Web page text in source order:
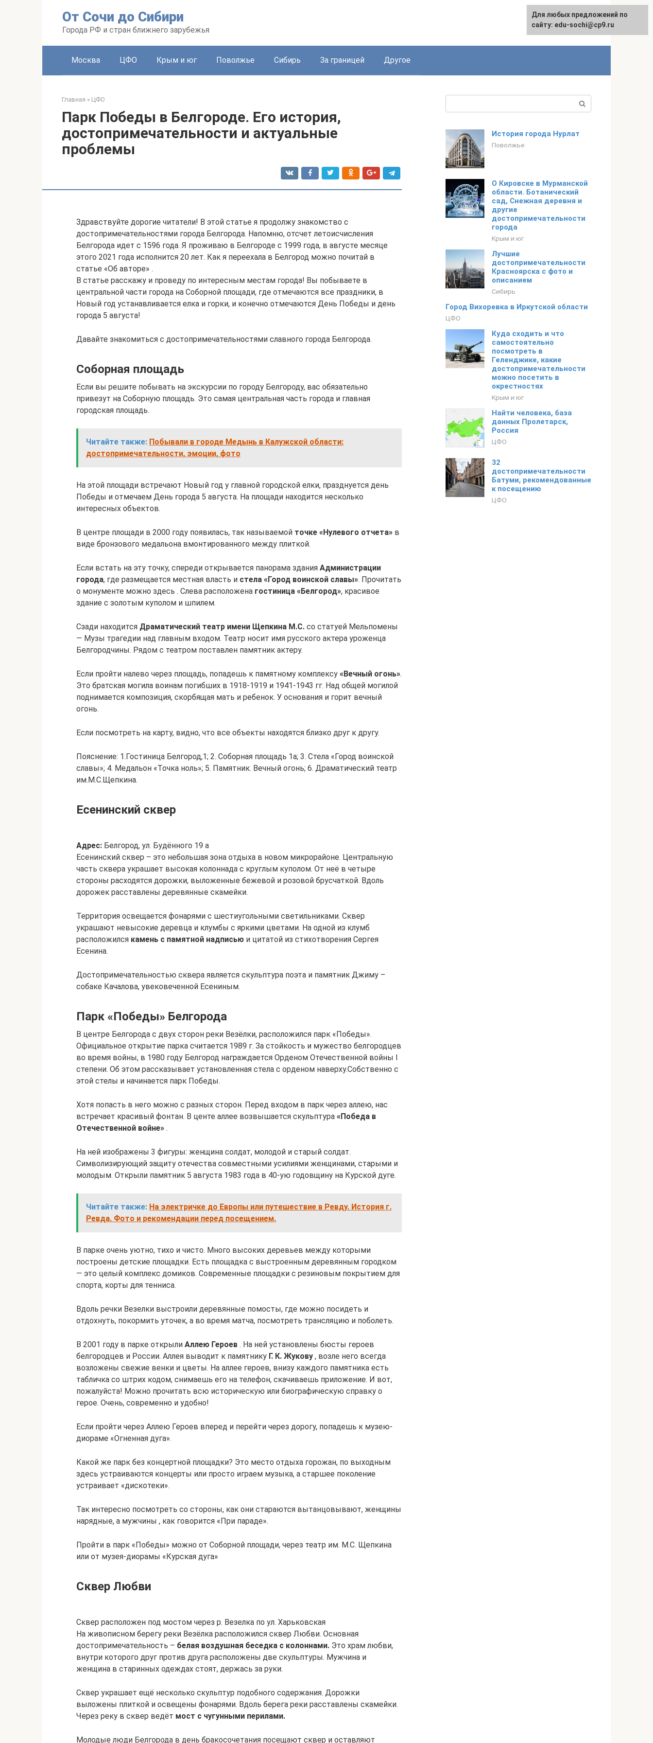
От Сочи до Сибири
Города РФ и стран ближнего зарубежья
English
Москва ЦФО Крым и юг Поволжье Сибирь За границей Другое
Главная » ЦФО
Парк Победы в Белгороде. Его история,
достопримечательности и актуальные
проблемы
Здравствуйте дорогие читатели! В этой статье я продолжу знакомство с
достопримечательностями города Белгорода. Напомню, отсчет летоисчисления
Белгорода идет с 1596 года. Я проживаю в Белгороде с 1999 года, в августе месяце
этого 2021 года исполнится 20 лет. Как я переехала в Белгород можно почитай в
статье «Об авторе» .
В статье расскажу и проведу по интересным местам города! Вы побываете в
центральной части города на Соборной площади, где отмечаются все праздники, в
Новый год устанавливается елка и горки, и конечно отмечаются День Победы и день
города 5 августа!
Давайте знакомиться с достопримечательностями славного города Белгорода.
Соборная площадь
Если вы решите побывать на экскурсии по городу Белгороду, вас обязательно
привезут на Соборную площадь. Это самая центральная часть города и главная
городская площадь.
Читайте также: Побывали в городе Медынь в Калужской области:
достопримечательности, эмоции, фото
На этой площади встречают Новый год у главной городской елки, празднуется день
Победы и отмечаем День города 5 августа. На площади находится несколько
интересных объектов.
В центре площади в 2000 году появилась, так называемой точке «Нулевого отчета» в
виде бронзового медальона вмонтированного между плиткой.
Если встать на эту точку, спереди открывается панорама здания Администрации
города, где размещается местная власть и стела «Город воинской славы». Прочитать
о монументе можно здесь . Слева расположена гостиница «Белгород», красивое
здание с золотым куполом и шпилем.
Сзади находится Драматический театр имени Щепкина М.С. со статуей Мельпомены
— Музы трагедии над главным входом. Театр носит имя русского актера уроженца
Белгородчины. Рядом с театром поставлен памятник актеру.
Если пройти налево через площадь, попадешь к памятному комплексу «Вечный огонь».
Это братская могила воинам погибших в 1918-1919 и 1941-1943 гг. Над общей могилой
поднимается композиция, скорбящая мать и ребенок. У основания и горит вечный
огонь.
Если посмотреть на карту, видно, что все объекты находятся близко друг к другу.
Пояснение: 1.Гостиница Белгород,1; 2. Соборная площадь 1а; 3. Стела «Город воинской
славы»; 4. Медальон «Точка ноль»; 5. Памятник. Вечный огонь; 6. Драматический театр
им.М.С.Щепкина.
Есенинский сквер
Адрес: Белгород, ул. Будённого 19 а
Есенинский сквер – это небольшая зона отдыха в новом микрорайоне. Центральную
часть сквера украшает высокая колоннада с круглым куполом. От неё в четыре
стороны расходятся дорожки, выложенные бежевой и розовой брусчаткой. Вдоль
дорожек расставлены деревянные скамейки.
Территория освещается фонарями с шестиугольными светильниками. Сквер
украшают невысокие деревца и клумбы с яркими цветами. На одной из клумб
расположился камень с памятной надписью и цитатой из стихотворения Сергея
Есенина.
Достопримечательностью сквера является скульптура поэта и памятник Джиму –
собаке Качалова, увековеченной Есениным.
Парк «Победы» Белгорода
В центре Белгорода с двух сторон реки Везёлки, расположился парк «Победы».
Официальное открытие парка считается 1989 г. За стойкость и мужество белгородцев
во время войны, в 1980 году Белгород награждается Орденом Отечественной войны I
степени. Об этом рассказывает установленная стела с орденом наверху.Собственно с
этой стелы и начинается парк Победы.
Хотя попасть в него можно с разных сторон. Перед входом в парк через аллею, нас
встречает красивый фонтан. В центе аллее возвышается скульптура «Победа в
Отечественной войне» .
На ней изображены 3 фигуры: женщина солдат, молодой и старый солдат.
Символизирующий защиту отечества совместными усилиями женщинами, старыми и
молодым. Открыли памятник 5 августа 1983 года в 40-ую годовщину на Курской дуге.
Читайте также: На электричке до Европы или путешествие в Ревду. История г.
Ревда. Фото и рекомендации перед посещением.
В парке очень уютно, тихо и чисто. Много высоких деревьев между которыми
построены детские площадки. Есть площадка с выстроенным деревянным городком
— это целый комплекс домиков. Современные площадки с резиновым покрытием для
спорта, корты для тенниса.
Вдоль речки Везелки выстроили деревянные помосты, где можно посидеть и
отдохнуть, покормить уточек, а во время матча, посмотреть трансляцию и поболеть.
В 2001 году в парке открыли Аллею Героев . На ней установлены бюсты героев
белгородцев и России. Аллея выводит к памятнику Г. К. Жукову , возле него всегда
возложены свежие венки и цветы. На аллее героев, внизу каждого памятника есть
табличка со штрих кодом, снимаешь его на телефон, скачиваешь приложение. И вот,
пожалуйста! Можно прочитать всю историческую или биографическую справку о
герое. Очень, современно и удобно!
Если пройти через Аллею Героев вперед и перейти через дорогу, попадешь к музею-
диораме «Огненная дуга».
Какой же парк без концертной площадки? Это место отдыха горожан, по выходным
здесь устраиваются концерты или просто играем музыка, а старшее поколение
устраивает «дискотеки».
Так интересно посмотреть со стороны, как они стараются вытанцовывают, женщины
нарядные, а мужчины , как говорится «При параде».
Пройти в парк «Победы» можно от Соборной площади, через театр им. М.С. Щепкина
или от музея-диорамы «Курская дуга»
Сквер Любви
Сквер расположен под мостом через р. Везелка по ул. Харьковская
На живописном берегу реки Везёлка расположился сквер Любви. Основная
достопримечательность – белая воздушная беседка с колоннами. Это храм любви,
внутри которого друг против друга расположены две скульптуры. Мужчина и
женщина в старинных одеждах стоят, держась за руки.
Сквер украшает ещё несколько скульптур подобного содержания. Дорожки
выложены плиткой и освещены фонарями. Вдоль берега реки расставлены скамейки.
Через реку в сквер ведёт мост с чугунными перилами.
Молодые люди Белгорода в день бракосочетания посещают сквер и оставляют
История города Нурлат
Поволжье
О Кировске в Мурманской
области. Ботанический
сад, Снежная деревня и
другие
достопримечательности
города
Крым и юг
Лучшие
достопримечательности
Красноярска с фото и
описанием
Сибирь
Город Вихоревка в Иркутской области
ЦФО
Куда сходить и что
самостоятельно
посмотреть в
Геленджике, какие
достопримечательности
можно посетить в
окрестностях
Крым и юг
Найти человека, база
данных Пролетарск,
Россия
ЦФО
32
достопримечательности
Батуми, рекомендованные
к посещению
ЦФО
Для любых предложений по
сайту: edu-sochi@cp9.ru